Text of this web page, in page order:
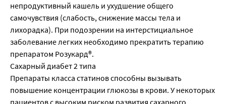
непродуктивный кашель и ухудшение общего
самочувствия (слабость, снижение массы тела и
лихорадка). При подозрении на интерстициальное
заболевание легких необходимо прекратить терапию
препаратом Poзукард®.
Сахарный диабет 2 типа
Препараты класса статинов способны вызывать
повышение концентрации глюкозы в крови. У некоторых